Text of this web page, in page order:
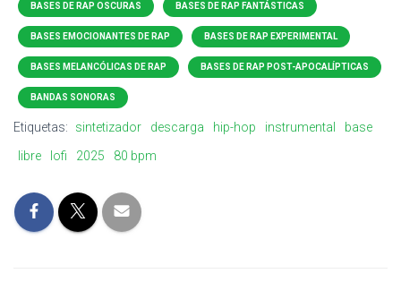
BASES DE RAP OSCURAS BASES DE RAP FANTÁSTICAS
BASES EMOCIONANTES DE RAP BASES DE RAP EXPERIMENTAL
BASES MELANCÓLICAS DE RAP BASES DE RAP POST-APOCALÍPTICAS
BANDAS SONORAS
Etiquetas: sintetizador descarga hip-hop instrumental
base
libre
lofi 2025 80 bpm